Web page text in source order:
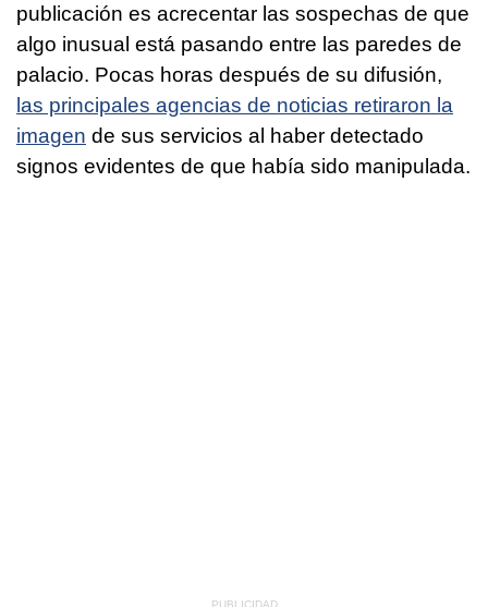
publicación es acrecentar las sospechas de que
algo inusual está pasando entre las paredes de
palacio. Pocas horas después de su difusión,
las principales agencias de noticias retiraron la
imagen de sus servicios al haber detectado
signos evidentes de que había sido manipulada.